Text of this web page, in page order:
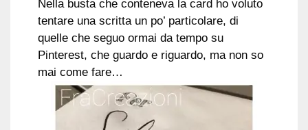
Nella busta che conteneva la card ho voluto
tentare una scritta un po’ particolare, di
quelle che seguo ormai da tempo su
Pinterest, che guardo e riguardo, ma non so
mai come fare…